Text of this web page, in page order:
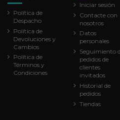
Política de
Despacho
Política de
Devoluciones y
Cambios
Política de
Términos y
Condiciones
Iniciar sesión
Contacte con
nosotros
Datos
personales
Seguimiento
pedidos de
clientes
invitados
Historial de
pedidos
Tiendas